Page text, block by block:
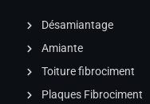
Désamiantage
Amiante
Toiture fibrociment
Plaques Fibrociment